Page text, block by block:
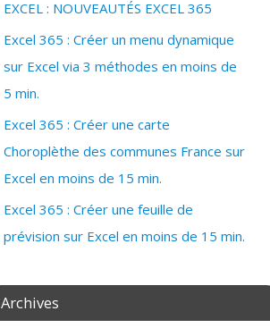
EXCEL : NOUVEAUTÉS EXCEL 365
Excel 365 : Créer un menu dynamique
sur Excel via 3 méthodes en moins de
5 min.
Excel 365 : Créer une carte
Choroplèthe des communes France sur
Excel en moins de 15 min.
Excel 365 : Créer une feuille de
prévision sur Excel en moins de 15 min.
Archives